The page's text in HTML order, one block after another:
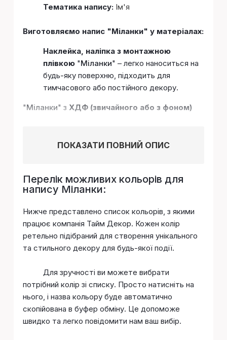
Тематика напису: Ім'я
Виготовляємо напис "Міланки" у матеріалах:
Наклейка, наліпка з монтажною
плівкою"Міланки" – легко наноситься на
будь-яку поверхню, підходить для
тимчасового або постійного декору.
"Міланки" з ХДФ (звичайного або з фоном)
ПОКАЗАТИ ПОВНИЙ ОПИС
Перелік можливих кольорів для
напису Міланки:
Нижче представлено список кольорів, з якими
працює компанія Тайм Декор. Кожен колір
ретельно підібраний для створення унікального
та стильного декору для будь-якої події.
Для зручності ви можете вибрати
потрібний колір зі списку. Просто натисніть на
нього, і назва кольору буде автоматично
скопійована в буфер обміну. Це допоможе
швидко та легко повідомити нам ваш вибір.